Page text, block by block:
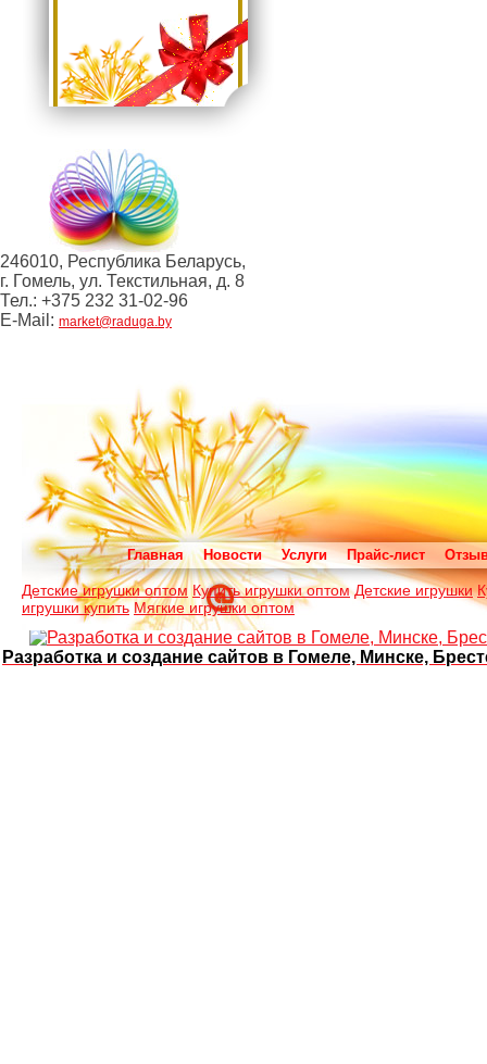
246010, Республика Беларусь,
г. Гомель, ул. Текстильная, д. 8
Тел.: +375 232 31-02-96
E-Mail: market@raduga.by
Главная Новости Услуги Прайс-лист
Детские игрушки оптом Купить игрушки оптом Детские игрушки
игрушки купить Мягкие игрушки оптом
Разработка и создание сайтов в Гомеле, Минске,